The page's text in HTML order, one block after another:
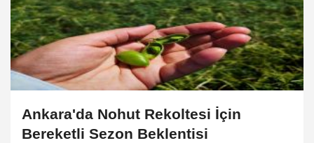
Ankara'da Nohut Rekoltesi İçin
Bereketli Sezon Beklentisi